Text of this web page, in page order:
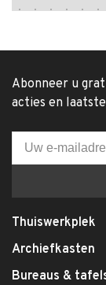
Abonneer u
acties en
Thuiswerkplek
Archiefkasten
Bureaus &